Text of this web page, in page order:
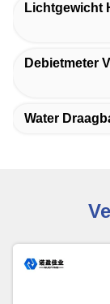
Lichtgewicht
Debietmeter
Water